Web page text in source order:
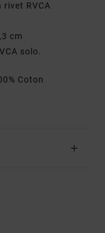
rivet RVCA
cm
solo.
Coton